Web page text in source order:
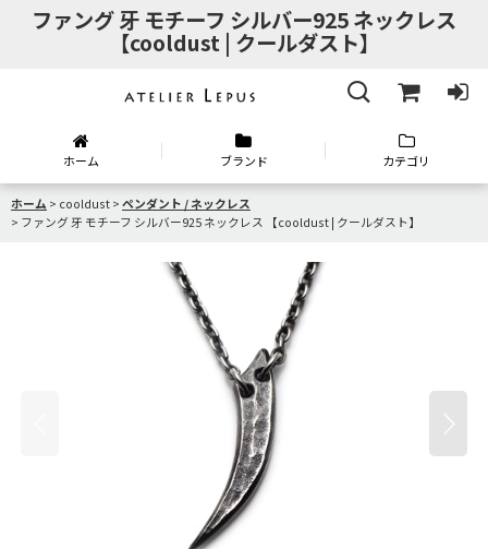
ファング 牙 モチーフ シルバー925 ネックレス
【cooldust | クールダスト】
ホーム ブランド カテゴリ
ホーム > cooldust>ペンダント / ネックレス
> ファング 牙 モチーフ シルバー925 ネックレス 【cooldust | クールダスト】